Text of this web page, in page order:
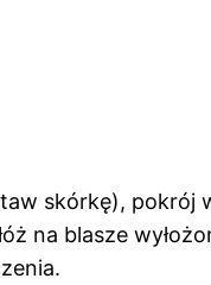
skórkę), pokrój
na blasze